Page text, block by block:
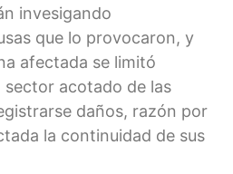
invesigando
que lo provocaron, y
afectada se limitó
sector acotado de las
daños, razón por
la continuidad de sus